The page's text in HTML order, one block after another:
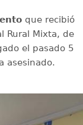
que recibió
Rural Mixta, de
el pasado 5
asesinado.